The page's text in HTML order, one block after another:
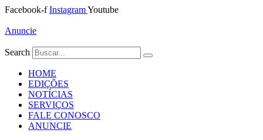
Ir
o
Facebook-f InstagramYoutube
Anuncie
Search
HOME
EDIÇÕES
NOTÍCIAS
SERVIÇOS
FALE CONOSCO
ANUNCIE